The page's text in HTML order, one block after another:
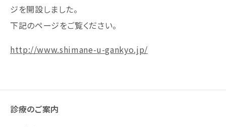
ジを開設しました。
下記のページをご覧ください。
http://www.shimane-u-gankyo.jp/
診療のご案内